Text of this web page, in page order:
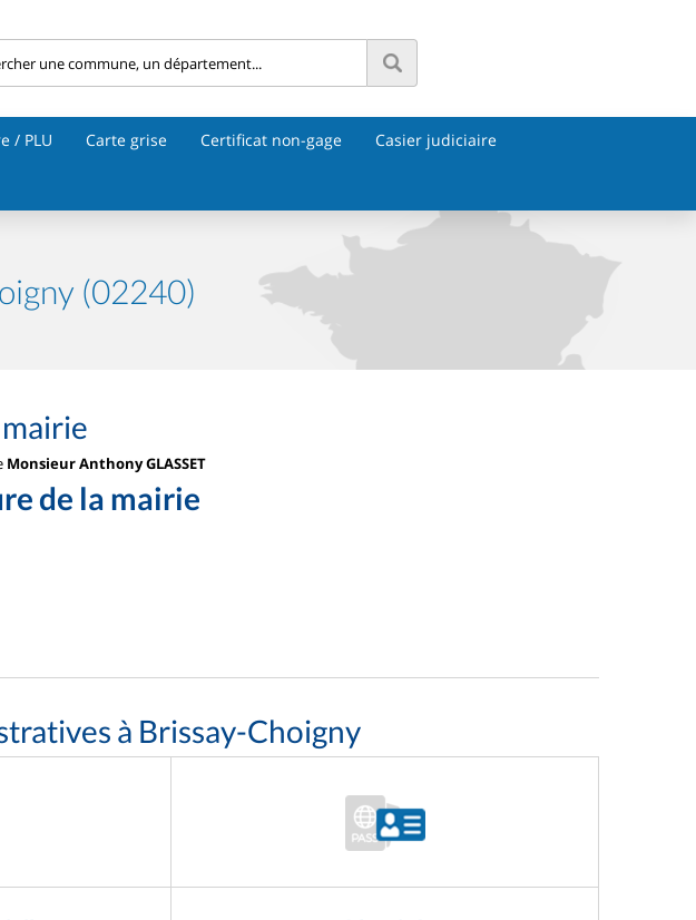
/ PLU Carte grise Certificat non-gage Casier judiciaire
(02240)
Monsieur Anthony GLASSET
de la mairie
à Brissay-Choigny